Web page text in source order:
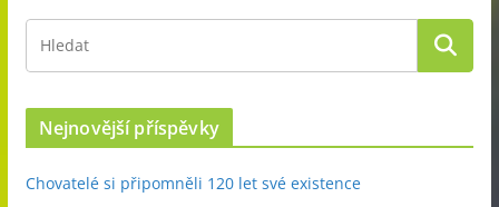
Nejnovější příspěvky
Chovatelé si připomněli 120 let své existence